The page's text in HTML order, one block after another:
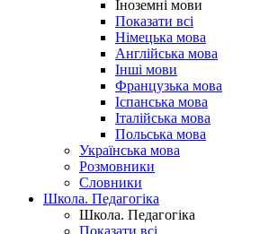
Іноземні мови
Показати всі
Німецька мова
Англійська мова
Інші мови
Французька мова
Іспанська мова
Італійська мова
Польська мова
Українська мова
Розмовники
Словники
Школа. Педагогіка
Школа. Педагогіка
Показати всі